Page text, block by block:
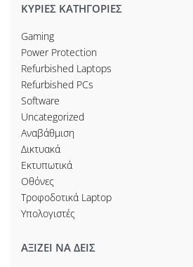
ΚΥΡΙΕΣ ΚΑΤΗΓΟΡΙΕΣ
Gaming
Power Protection
Refurbished Laptops
Refurbished PCs
Software
Uncategorized
Αναβάθμιση
Δικτυακά
Εκτυπωτικά
Οθόνες
Τροφοδοτικά Laptop
Υπολογιστές
ΑΞΙΖΕΙ ΝΑ ΔΕΙΣ